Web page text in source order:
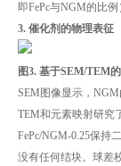
即FePc与NGM的比例
3. 催化剂的物理表征
图3. 基于SEM/TEM
SEM图像显示，
TEM和元素映射研究
FePc/NGM-0.25保持
没有任何结块。球差